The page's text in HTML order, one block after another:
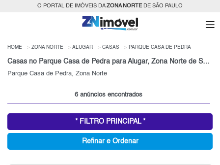
O PORTAL DE IMÓVEIS DAZONA NORTEDE SÃO PAULO
HOME ZONA NORTE ALUGAR CASAS PARQUE CASA DE PEDRA
Casas no Parque Casa de Pedra para Alugar, Zona Norte de São Paulo, SP
Parque Casa de Pedra, Zona Norte
6 anúncios encontrados
* FILTRO PRINCIPAL *
Refinar e Ordenar